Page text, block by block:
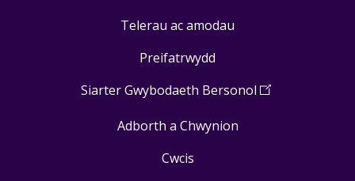
a
Telerau ac amodau
Preifatrwydd
Siarter Gwybodaeth Bersonol (Open
Adborth a Chwynion
Cwcis